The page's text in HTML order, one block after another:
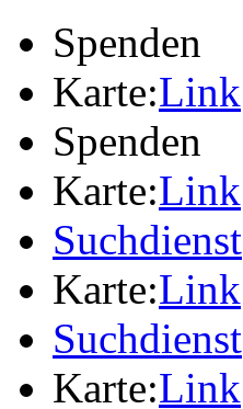
Spenden
Karte:Link
Spenden
Karte:Link
Suchdienst
Karte:Link
Suchdienst
Karte:Link